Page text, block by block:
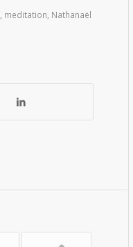
meditation Nathanaël